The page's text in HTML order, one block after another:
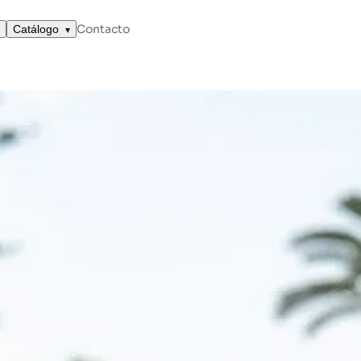
Catálogo Contacto
QUE TRIUNFARÁN EN 2026